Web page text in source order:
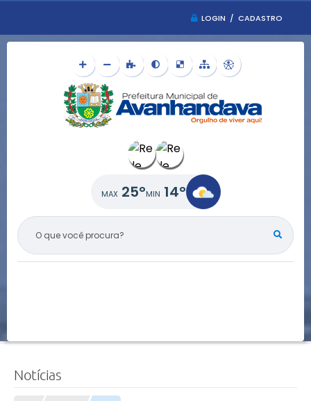
LOGIN / CADASTRO
O QUE VOCÊ PROCURA?
25° 14°
Notícias